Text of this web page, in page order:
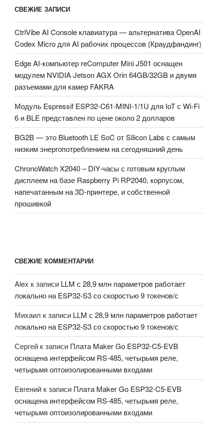
СВЕЖИЕ ЗАПИСИ
CtrlVibe AI Console клавиатура — альтернатива OpenAI
Codex Micro для AI рабочих процессов (Краудфандинг)
Edge AI-компьютер reComputer Mini J501 оснащен
модулем NVIDIA Jetson AGX Orin 64GB/32GB и двумя
разъемами для камер FAKRA
Модуль Espressif ESP32-C61-MINI-1/1U для IoT с Wi-Fi
6 и BLE представлен по цене около 2 долларов
BG2B — это Bluetooth LE SoC от Silicon Labs с самым
низким энергопотреблением на сегодняшний день
ChronoWatch X2040 – DIY-часы с готовым круглым
дисплеем на базе Raspberry Pi RP2040, корпусом,
напечатанным на 3D-принтере, и собственной
прошивкой
СВЕЖИЕ КОММЕНТАРИИ
Alex к записи LLM с 28,9 млн параметров работает
локально на ESP32-S3 со скоростью 9 токенов/с
Михаил к записи LLM с 28,9 млн параметров работает
локально на ESP32-S3 со скоростью 9 токенов/с
Сергей к записи Плата Maker Go ESP32-C5-EVB
оснащена интерфейсом RS-485, четырьмя реле,
четырьмя оптоизолированными входами
Евгений к записи Плата Maker Go ESP32-C5-EVB
оснащена интерфейсом RS-485, четырьмя реле,
четырьмя оптоизолированными входами